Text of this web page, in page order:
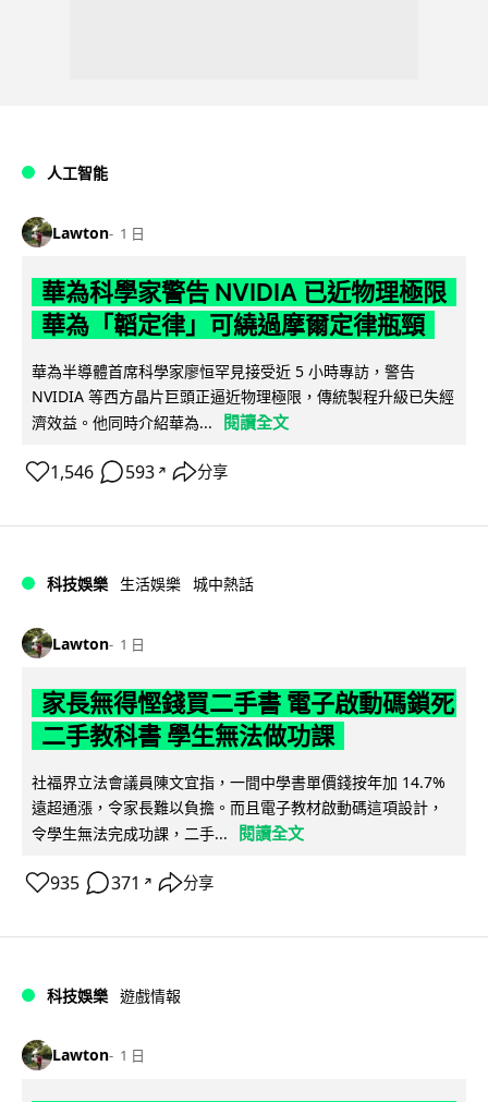
人工智能
Lawton 1 日
華為科學家警告 NVIDIA 已近物理極限
華為「韜定律」可繞過摩爾定律瓶頸
華為半導體首席科學家廖恒罕見接受近 5 小時專訪，警告
NVIDIA 等西方晶片巨頭正逼近物理極限，傳統製程升級已失經
濟效益。他同時介紹華為...
閱讀全文
1,546 593 ↗ 分享
科技娛樂 生活娛樂 城中熱話
Lawton 1 日
家長無得慳錢買二手書 電子啟動碼鎖死
二手教科書 學生無法做功課
社福界立法會議員陳文宜指，一間中學書單價錢按年加 14.7%
遠超通漲，令家長難以負擔。而且電子教材啟動碼這項設計，
令學生無法完成功課，二手...
閱讀全文
935 371 ↗ 分享
科技娛樂 遊戲情報
Lawton 1 日